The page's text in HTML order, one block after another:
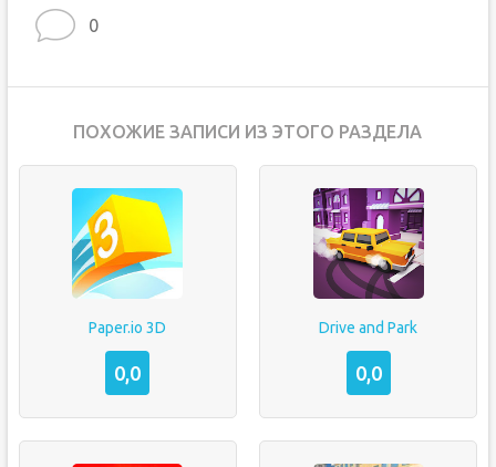
0
ПОХОЖИЕ ЗАПИСИ ИЗ ЭТОГО РАЗДЕЛА
Paper.io 3D
0,0
Drive and Park
0,0